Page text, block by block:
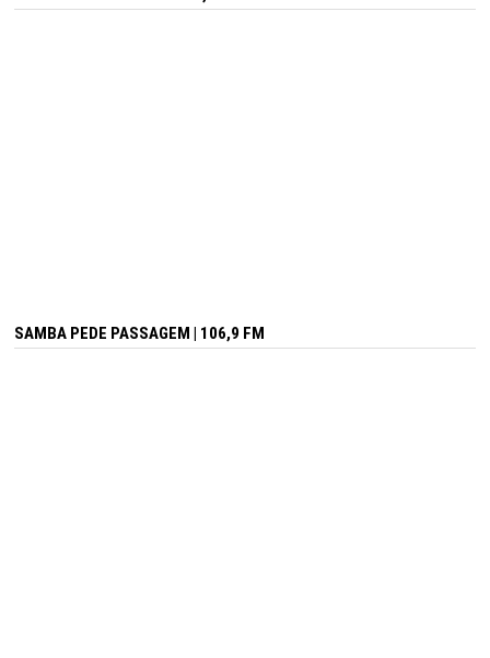
SAMBA PEDE PASSAGEM | 106,9 FM